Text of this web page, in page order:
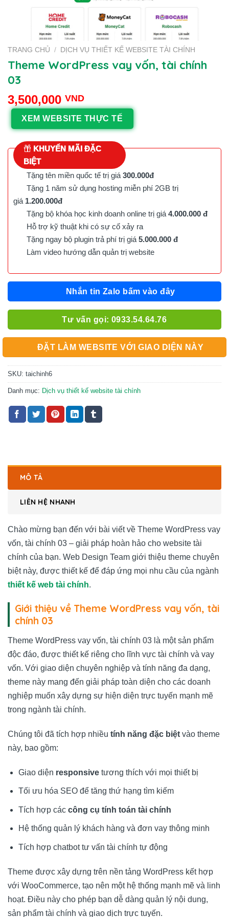
TRANG CHỦ / DỊCH VỤ THIẾT KẾ WEBSITE TÀI CHÍNH
Theme WordPress vay vốn, tài chính
03
3,500,000 VND
XEM WEBSITE THỰC TẾ
KHUYẾN MÃI ĐẶC
BIỆT
Tặng tên miền quốc tế trị giá 300.000đ
Tặng 1 năm sử dụng hosting miễn phí 2GB trị
giá 1.200.000đ
Tặng bộ khóa học kinh doanh online trị giá 4.000.000 đ
Hỗ trợ kỹ thuật khi có sự cố xảy ra
Tặng ngay bộ plugin trả phí trị giá 5.000.000 đ
Làm video hướng dẫn quản trị website
Nhắn tin Zalo bấm vào đây
Tư vấn gọi: 0933.54.64.76
ĐẶT LÀM WEBSITE VỚI GIAO DIỆN NÀY
SKU: taichinh6
Danh mục: Dịch vụ thiết kế website tài chính
MÔ TẢ
LIÊN HỆ NHANH
Chào mừng bạn đến với bài viết về Theme WordPress vay
vốn, tài chính 03 – giải pháp hoàn hảo cho website tài
chính của bạn. Web Design Team giới thiệu theme chuyên
biệt này, được thiết kế để đáp ứng mọi nhu cầu của ngành
thiết kế web tài chính.
Giới thiệu về Theme WordPress vay vốn, tài
chính 03
Theme WordPress vay vốn, tài chính 03 là một sản phẩm
độc đáo, được thiết kế riêng cho lĩnh vực tài chính và vay
vốn. Với giao diện chuyên nghiệp và tính năng đa dạng,
theme này mang đến giải pháp toàn diện cho các doanh
nghiệp muốn xây dựng sự hiện diện trực tuyến mạnh mẽ
trong ngành tài chính.
Chúng tôi đã tích hợp nhiều tính năng đặc biệt vào theme
này, bao gồm:
Giao diện responsivetương thích với mọi thiết bị
Tối ưu hóa SEO để tăng thứ hạng tìm kiếm
Tích hợp các công cụ tính toán tài chính
Hệ thống quản lý khách hàng và đơn vay thông minh
Tích hợp chatbot tư vấn tài chính tự động
Theme được xây dựng trên nền tảng WordPress kết hợp
với WooCommerce, tạo nên một hệ thống mạnh mẽ và linh
hoạt. Điều này cho phép bạn dễ dàng quản lý nội dung,
sản phẩm tài chính và giao dịch trực tuyến.